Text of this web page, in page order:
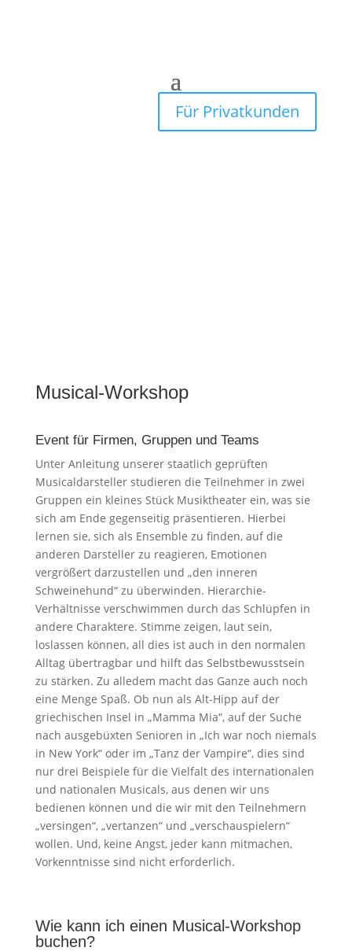
Für Privatkunden
Musical-Workshop
Event für Firmen, Gruppen und Teams
Unter Anleitung unserer staatlich geprüften
Musicaldarsteller studieren die Teilnehmer in zwei
Gruppen ein kleines Stück Musiktheater ein, was sie
sich am Ende gegenseitig präsentieren. Hierbei
lernen sie, sich als Ensemble zu finden, auf die
anderen Darsteller zu reagieren, Emotionen
vergrößert darzustellen und „den inneren
Schweinehund“ zu überwinden. Hierarchie-
Verhältnisse verschwimmen durch das Schlüpfen in
andere Charaktere. Stimme zeigen, laut sein,
loslassen können, all dies ist auch in den normalen
Alltag übertragbar und hilft das Selbstbewusstsein
zu stärken. Zu alledem macht das Ganze auch noch
eine Menge Spaß. Ob nun als Alt-Hipp auf der
griechischen Insel in „Mamma Mia“, auf der Suche
nach ausgebüxten Senioren in „Ich war noch niemals
in New York“ oder im „Tanz der Vampire“, dies sind
nur drei Beispiele für die Vielfalt des internationalen
und nationalen Musicals, aus denen wir uns
bedienen können und die wir mit den Teilnehmern
„versingen“, „vertanzen“ und „verschauspielern“
wollen. Und, keine Angst, jeder kann mitmachen,
Vorkenntnisse sind nicht erforderlich.
Wie kann ich einen Musical-Workshop
buchen?